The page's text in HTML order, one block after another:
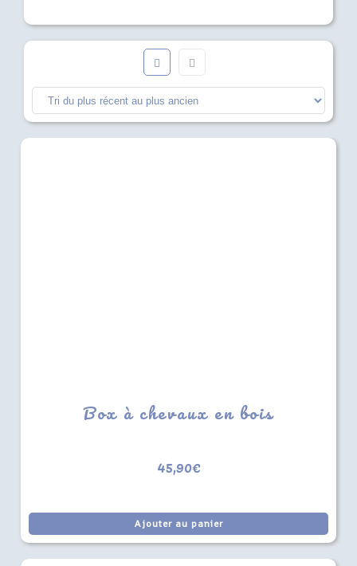
Box à chevaux en bois
45,90€
Ajouter au panier